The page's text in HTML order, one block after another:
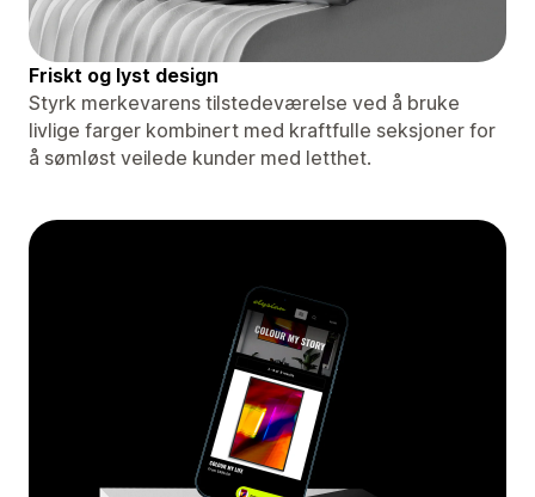
Friskt og lyst design
Styrk merkevarens tilstedeværelse ved å bruke
livlige farger kombinert med kraftfulle seksjoner for
å sømløst veilede kunder med letthet.